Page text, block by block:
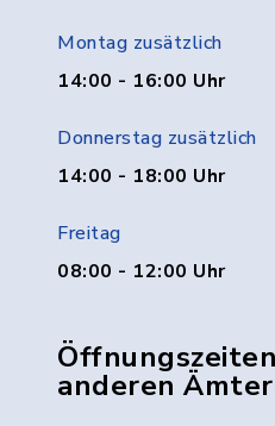
Montag zusätzlich
14:00 - 16:00 Uhr
Donnerstag zusätzlich
14:00 - 18:00 Uhr
Freitag
08:00 - 12:00 Uhr
anderen Ämter